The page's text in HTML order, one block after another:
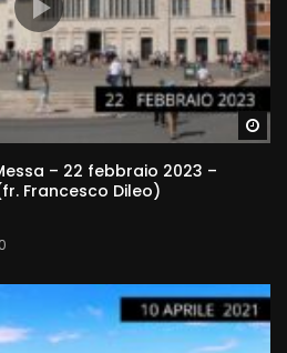
– 22 febbraio 2023 –
Francesco Dileo)
0